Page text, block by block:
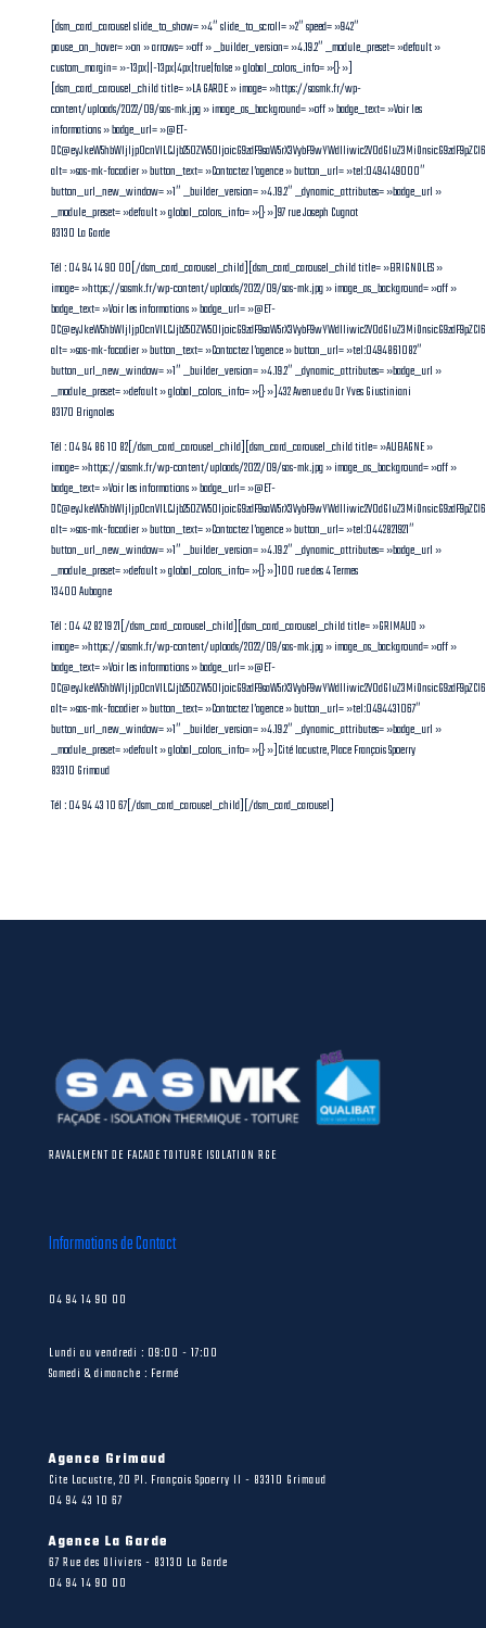
[dsm_card_carousel slide_to_show= »4″ slide_to_scroll= »2″ speed= »942″
pause_on_hover= »on » arrows= »off » _builder_version= »4.19.2″ _module_preset= »default »
custom_margin= »-13px||-13px|4px|true|false » global_colors_info= »{} »]
[dsm_card_carousel_child title= »LA GARDE » image= »https://sasmk.fr/wp-
content/uploads/2022/09/sas-mk.jpg » image_as_background= »off » badge_text= »Voir les
informations » badge_url= »@ET-
alt= »sas-mk-facadier » button_text= »Contactez l’agence » button_url= »tel:0494149000″
button_url_new_window= »1″ _builder_version= »4.19.2″ _dynamic_attributes= »badge_url »
_module_preset= »default » global_colors_info= »{} »]97 rue Joseph Cugnot
83130 La Garde
Tél : 04 94 14 90 00[/dsm_card_carousel_child][dsm_card_carousel_child title= »BRIGNOLES »
image= »https://sasmk.fr/wp-content/uploads/2022/09/sas-mk.jpg » image_as_background= »off »
badge_text= »Voir les informations » badge_url= »@ET-
alt= »sas-mk-facadier » button_text= »Contactez l’agence » button_url= »tel:0494861082″
button_url_new_window= »1″ _builder_version= »4.19.2″ _dynamic_attributes= »badge_url »
_module_preset= »default » global_colors_info= »{} »]432 Avenue du Dr Yves Giustiniani
83170 Brignoles
Tél : 04 94 86 10 82[/dsm_card_carousel_child][dsm_card_carousel_child title= »AUBAGNE »
image= »https://sasmk.fr/wp-content/uploads/2022/09/sas-mk.jpg » image_as_background= »off »
badge_text= »Voir les informations » badge_url= »@ET-
alt= »sas-mk-facadier » button_text= »Contactez l’agence » button_url= »tel:0442821921″
button_url_new_window= »1″ _builder_version= »4.19.2″ _dynamic_attributes= »badge_url »
_module_preset= »default » global_colors_info= »{} »]100 rue des 4 Termes
13400 Aubagne
Tél : 04 42 82 19 21[/dsm_card_carousel_child][dsm_card_carousel_child title= »GRIMAUD »
image= »https://sasmk.fr/wp-content/uploads/2022/09/sas-mk.jpg » image_as_background= »off »
badge_text= »Voir les informations » badge_url= »@ET-
alt= »sas-mk-facadier » button_text= »Contactez l’agence » button_url= »tel:0494431067″
button_url_new_window= »1″ _builder_version= »4.19.2″ _dynamic_attributes= »badge_url »
_module_preset= »default » global_colors_info= »{} »]Cité lacustre, Place François Spoerry
83310 Grimaud
Tél : 04 94 43 10 67[/dsm_card_carousel_child][/dsm_card_carousel]
RAVALEMENT DE FACADE TOITURE ISOLATION RGE
Informations de Contact
04 94 14 90 00
Lundi au vendredi : 09:00 - 17:00
Samedi & dimanche : Fermé
Agence Grimaud
Cite Lacustre, 20 Pl. François Spoerry II - 83310 Grimaud
04 94 43 10 67
Agence La Garde
67 Rue des Oliviers - 83130 La Garde
04 94 14 90 00